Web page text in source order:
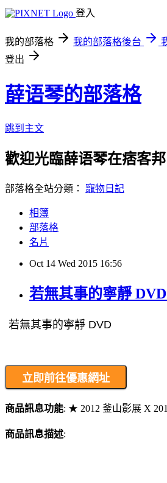
登入
我的部落格 我的部落格後台
登出
薛语琴的部落格
跳到主文
歡迎光臨薛语琴在痞客
部落格全站分類： 寵物日記
相簿
部落格
名片
Oct 14 Wed 2015 16:56
若無其事的寧靜
商品訊息功能: ★ 2012 釜山影展 X
商品訊息描述: